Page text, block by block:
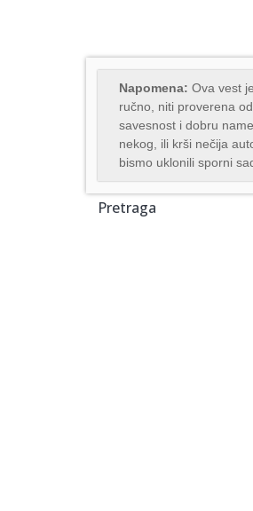
Napomena: Ova vest
ručno, niti proverena
savesnost i dobru
nekog, ili krši nečija
bismo uklonili sporni
Pretraga